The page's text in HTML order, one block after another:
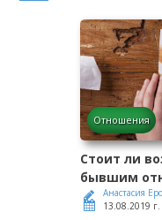
Отношения
Стоит ли
бывшим
Анастасия
13.08.2019 г.